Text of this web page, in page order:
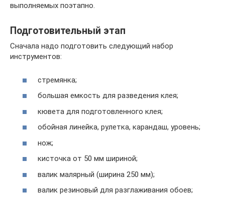
выполняемых поэтапно.
Подготовительный этап
Сначала надо подготовить следующий набор
инструментов:
стремянка;
большая емкость для разведения клея;
кювета для подготовленного клея;
обойная линейка, рулетка, карандаш, уровень;
нож;
кисточка от 50 мм шириной;
валик малярный (ширина 250 мм);
валик резиновый для разглаживания обоев;